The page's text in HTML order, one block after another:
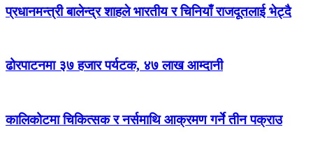
प्रधानमन्त्री बालेन्द्र शाहले भारतीय र चिनियाँ राजदूतलाई भेट्दै
ढोरपाटनमा ३७ हजार पर्यटक, ४७ लाख आम्दानी
कालिकोटमा चिकित्सक र नर्समाथि आक्रमण गर्ने तीन पक्राउ